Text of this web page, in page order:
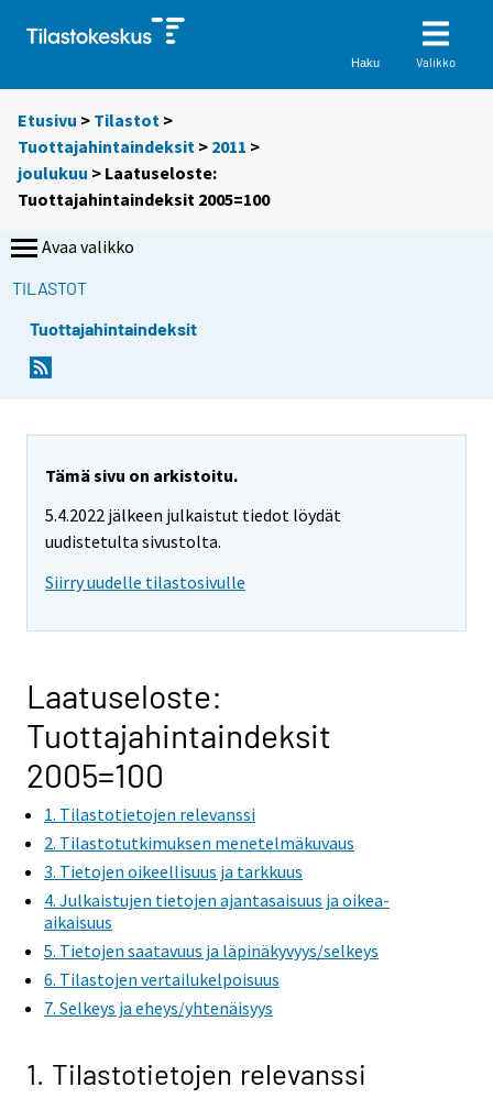
Haku Valikko
Etusivu > Tilastot >
Tuottajahintaindeksit > 2011 >
joulukuu > Laatuseloste:
Tuottajahintaindeksit 2005=100
Avaa valikko
TILASTOT
Tuottajahintaindeksit
Tämä sivu on arkistoitu.
5.4.2022 jälkeen julkaistut tiedot löydät
uudistetulta sivustolta.
Siirry uudelle tilastosivulle
Laatuseloste:
Tuottajahintaindeksit
2005=100
1. Tilastotietojen relevanssi
2. Tilastotutkimuksen menetelmäkuvaus
3. Tietojen oikeellisuus ja tarkkuus
4. Julkaistujen tietojen ajantasaisuus ja oikea-
aikaisuus
5. Tietojen saatavuus ja läpinäkyvyys/selkeys
6. Tilastojen vertailukelpoisuus
7. Selkeys ja eheys/yhtenäisyys
1. Tilastotietojen relevanssi